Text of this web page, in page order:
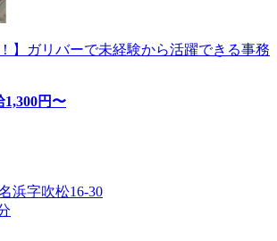
】ガリバーで未経験から活躍できる事務
1,300円〜
浜字吹松16-30